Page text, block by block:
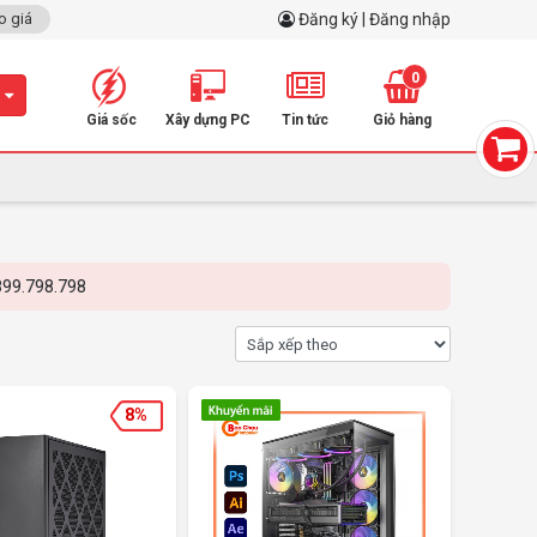
giá Đăng ký | Đăng nhập
Giá sốc Xây dựng PC Tin tức
0
Giỏ hàng
8%